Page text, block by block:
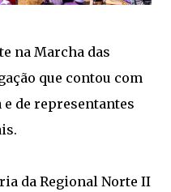
na Marcha das
que contou com
de representantes
da Regional Norte II